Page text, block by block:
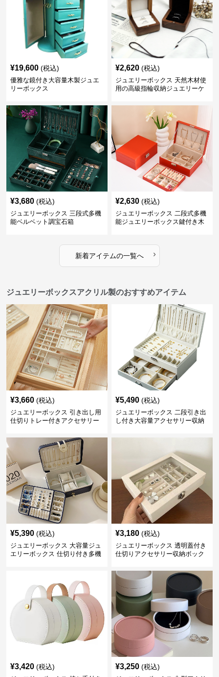
¥19,600 (税込)
優雅な鏡付き大容量木製ジュエ
リーボックス
¥2,620 (税込)
ジュエリーボックス 天然木材使
用の高級指輪収納ジュエリーケ
¥3,680 (税込)
ジュエリーボックス 三段式多機
能ベルベット調宝石箱
¥2,630 (税込)
ジュエリーボックス 二段式多機
能ジュエリーボックス鍵付き木
新着アイテムの一覧へ ›
ジュエリーボックスアクリル製のおすすめアイテム
¥3,660 (税込)
ジュエリーボックス 引き出し用
仕切りトレー付きアクセサリー
¥5,490 (税込)
ジュエリーボックス 二段引き出
し付き大容量アクセサリー収納
¥5,390 (税込)
ジュエリーボックス 大容量ジュ
エリーボックス 仕切り付き多機
¥3,180 (税込)
ジュエリーボックス 透明蓋付き
仕切りアクセサリー収納ボック
¥3,420 (税込) ¥3,250 (税込)